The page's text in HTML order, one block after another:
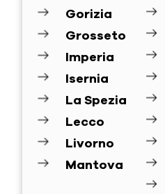
Gorizia
Grosseto
Imperia
Isernia
La Spezia
Lecco
Livorno
Mantova